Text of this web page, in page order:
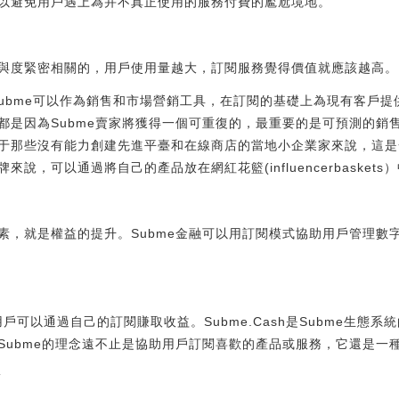
度緊密相關的，用戶使用量越大，訂閱服務覺得價值就應該越高。
可以作為銷售和市場營銷工具，在訂閱的基礎上為現有客戶
是因為Subme賣家將獲得一個可重復的，最重要的是可預測的銷
那些沒有能力創建先進平臺和在線商店的當地小企業家來說，這
來說，可以通過將自己的產品放在網紅花籃(influencerbaskets
，就是權益的提升。Subme金融可以用訂閱模式協助用戶管理數
可以通過自己的訂閱賺取收益。Subme.Cash是Subme生態系
的理念遠不止是協助用戶訂閱喜歡的產品或服務，它還是一